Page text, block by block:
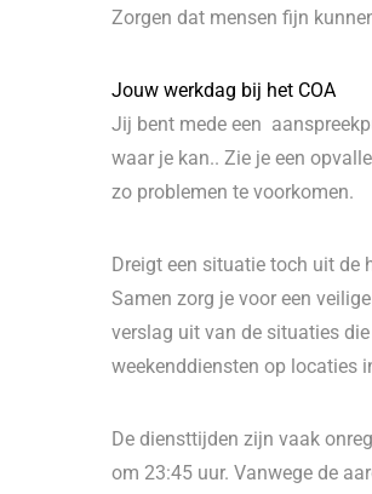
Zorgen dat mensen fijn
Jouw werkdag bij het COA
Jij bent mede een
waar je kan.. Zie je een
zo problemen te voorkomen.
Dreigt een situatie toch uit de
Samen zorg je voor een
verslag uit van de situaties
weekenddiensten op locaties
De diensttijden zijn vaak
om 23:45 uur. Vanwege de